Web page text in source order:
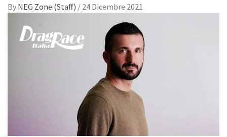
By NEG Zone (Staff) / 24 Dicembre 2021